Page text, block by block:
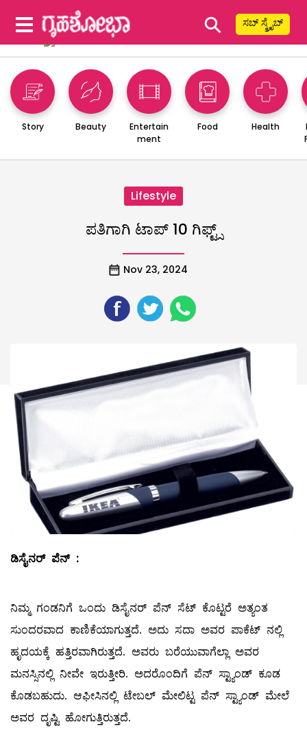
⚲ ಸಬ್ ಸ್ಕ್ರೈಬ್
Story Beauty
Entertain
ment
Food Health
Lifestyle
ಪತಿಗಾಗಿ ಟಾಪ್ 10 ಗಿಫ್ಟ್ಸ್
Nov 23, 2024
ಡಿಸೈನರ್‌ ಪೆನ್‌ :
ನಿಮ್ಮ ಗಂಡನಿಗೆ ಒಂದು ಡಿಸೈನರ್‌ ಪೆನ್‌ ಸೆಟ್‌ ಕೊಟ್ಟರೆ ಅತ್ಯಂತ
ಸುಂದರವಾದ ಕಾಣಿಕೆಯಾಗುತ್ತದೆ. ಅದು ಸದಾ ಅವರ ಪಾಕೆಟ್‌ ನಲ್ಲಿ
ಹೃದಯಕ್ಕೆ ಹತ್ತಿರವಾಗಿರುತ್ತದೆ. ಅವರು ಬರೆಯುವಾಗೆಲ್ಲಾ ಅವರ
ಮನಸ್ಸಿನಲ್ಲಿ ನೀವೇ ಇರುತ್ತೀರಿ. ಅದರೊಂದಿಗೆ ಪೆನ್‌ ಸ್ಟ್ಯಾಂಡ್‌ ಕೂಡ
ಕೊಡಬಹುದು. ಆಫೀಸಿನಲ್ಲಿ ಟೇಬಲ್ ಮೇಲಿಟ್ಟ ಪೆನ್‌ ಸ್ಟ್ಯಾಂಡ್‌ ಮೇಲೆ
ಅವರ ದೃಷ್ಟಿ ಹೋಗುತ್ತಿರುತ್ತದೆ.